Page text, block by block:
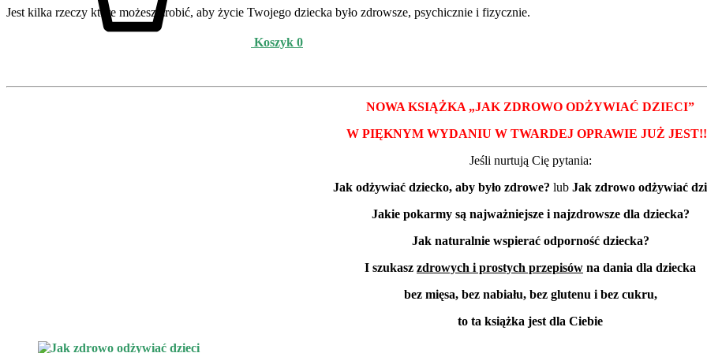
Koszyk 0
Jest kilka rzeczy które możesz zrobić, aby życie Twojego dziecka było zdrowsze, psychicznie i fizycznie.
NOWA KSIĄŻKA „JAK ZDROWO ODŻYWIAĆ DZIECI”
W PIĘKNYM WYDANIU W TWARDEJ OPRAWIE JUŻ
Jeśli nurtują Cię pytania:
Jak odżywiać dziecko, aby było zdrowe? lub Jak zdrowo odżywiać
Jakie pokarmy są najważniejsze i najzdrowsze dla dziecka?
Jak naturalnie wspierać odporność dziecka?
I szukasz zdrowych i prostych przepisów na dania dla dziecka
bez mięsa, bez nabiału, bez glutenu i bez cukru,
to ta książka jest dla Ciebie